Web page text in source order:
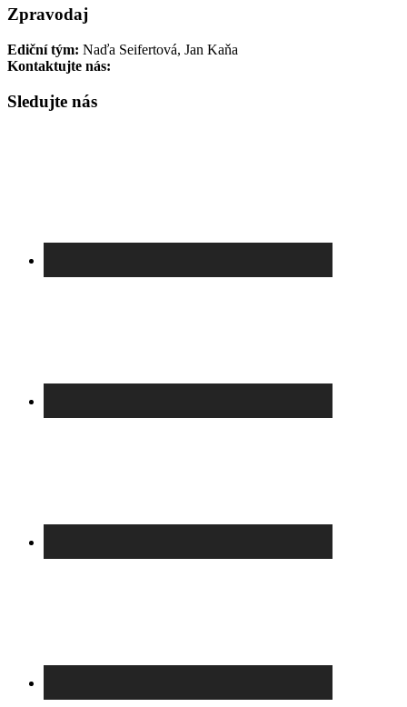
Zpravodaj
Ediční tým: Naďa Seifertová, Jan Kaňa
Kontaktujte nás:
Sledujte nás